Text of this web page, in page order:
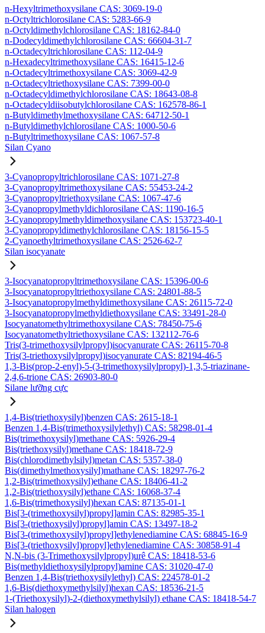
n-Hexyltrimethoxysilane CAS: 3069-19-0
n-Octyltrichlorosilane CAS: 5283-66-9
n-Octyldimethylchlorosilane CAS: 18162-84-0
n-Dodecyldimethylchlorosilane CAS: 66604-31-7
n-Octadecyltrichlorosilane CAS: 112-04-9
n-Hexadecyltrimethoxysilane CAS: 16415-12-6
n-Octadecyltrimethoxysilane CAS: 3069-42-9
n-Octadecyltriethoxysilane CAS: 7399-00-0
n-Octadecyldimethylchlorosilane CAS: 18643-08-8
n-Octadecyldiisobutylchlorosilane CAS: 162578-86-1
n-Butyldimethylmethoxysilane CAS: 64712-50-1
n-Butyldimethylchlorosilane CAS: 1000-50-6
n-Butyltrimethoxysilane CAS: 1067-57-8
Silan Cyano
3-Cyanopropyltrichlorosilane CAS: 1071-27-8
3-Cyanopropyltrimethoxysilane CAS: 55453-24-2
3-Cyanopropyltriethoxysilane CAS: 1067-47-6
3-Cyanopropylmethyldichlorosilane CAS: 1190-16-5
3-Cyanopropylmethyldimethoxysilane CAS: 153723-40-1
3-Cyanopropyldimethylchlorosilane CAS: 18156-15-5
2-Cyanoethyltrimethoxysilane CAS: 2526-62-7
Silan isocyanate
3-Isocyanatopropyltrimethoxysilane CAS: 15396-00-6
3-Isocyanatopropyltriethoxysilane CAS: 24801-88-5
3-Isocyanatopropylmethyldimethoxysilane CAS: 26115-72-0
3-Isocyanatopropylmethyldiethoxysilane CAS: 33491-28-0
Isocyanatomethyltrimethoxysilane CAS: 78450-75-6
Isocyanatomethyltriethoxysilane CAS: 132112-76-6
Tris(3-trimethoxysilylpropyl)isocyanurate CAS: 26115-70-8
Tris(3-triethoxysilylpropyl)isocyanurate CAS: 82194-46-5
1,3-Bis(prop-2-enyl)-5-(3-trimethoxysilylpropyl)-1,3,5-triazinane-
2,4,6-trione CAS: 26903-80-0
Silane lưỡng cực
1,4-Bis(triethoxysilyl)benzen CAS: 2615-18-1
Benzen 1,4-Bis(trimethoxysilylethyl) CAS: 58298-01-4
Bis(trimethoxysilyl)methane CAS: 5926-29-4
Bis(triethoxysilyl)methane CAS: 18418-72-9
Bis(chlorodimethylsilyl)metan CAS: 5357-38-0
Bis(dimethylmethoxysilyl)mathane CAS: 18297-76-2
1,2-Bis(trimethoxysilyl)ethane CAS: 18406-41-2
1,2-Bis(triethoxysilyl)ethane CAS: 16068-37-4
1,6-Bis(trimethoxysilyl)hexan CAS: 87135-01-1
Bis[3-(trimethoxysilyl)propyl]amin CAS: 82985-35-1
Bis[3-(triethoxysilyl)propyl]amin CAS: 13497-18-2
Bis[3-(trimethoxysilyl)propyl]ethylenediamine CAS: 68845-16-9
Bis[3-(triethoxysilyl)propyl]ethylenediamine CAS: 30858-91-4
N,N-bis (3-Trimethoxysilylpropyl)urê CAS: 18418-53-6
Bis(methyldiethoxysilylpropyl)amine CAS: 31020-47-0
Benzen 1,4-Bis(triethoxysilylethyl) CAS: 224578-01-2
1,6-Bis(diethoxymethylsilyl)hexan CAS: 18536-21-5
1-(Triethoxysilyl)-2-(diethoxymethylsilyl) ethane CAS: 18418-54-7
Silan halogen